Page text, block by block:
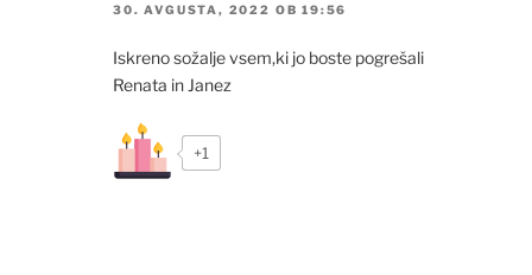
30. AVGUSTA, 2022 OB 19:56
Iskreno sožalje vsem,ki jo boste pogrešali
Renata in Janez
+1